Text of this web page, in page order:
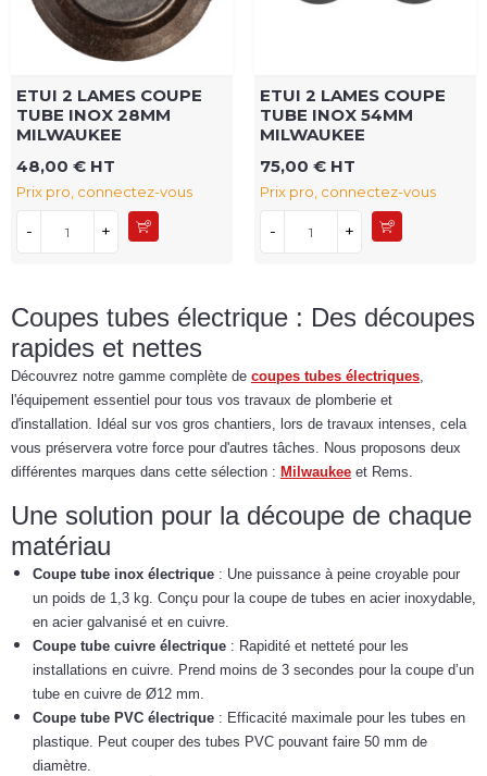
ETUI 2 LAMES COUPE
TUBE INOX 28MM
MILWAUKEE
48,00 € HT
Prix pro, connectez-vous
- +
ETUI 2 LAMES COUPE
TUBE INOX 54MM
MILWAUKEE
75,00 € HT
Prix pro, connectez-vous
- +
Coupes tubes électrique : Des découpes
rapides et nettes
Découvrez notre gamme complète de coupes tubes électriques,
l'équipement essentiel pour tous vos travaux de plomberie et
d'installation. Idéal sur vos gros chantiers, lors de travaux intenses, cela
vous préservera votre force pour d'autres tâches. Nous proposons deux
différentes marques dans cette sélection : Milwaukee et Rems.
Une solution pour la découpe de chaque
matériau
Coupe tube inox électrique : Une puissance à peine croyable pour
un poids de 1,3 kg. Conçu pour la coupe de tubes en acier inoxydable,
en acier galvanisé et en cuivre.
Coupe tube cuivre électrique : Rapidité et netteté pour les
installations en cuivre. Prend moins de 3 secondes pour la coupe d’un
tube en cuivre de Ø12 mm.
Coupe tube PVC électrique : Efficacité maximale pour les tubes en
plastique. Peut couper des tubes PVC pouvant faire 50 mm de
diamètre.